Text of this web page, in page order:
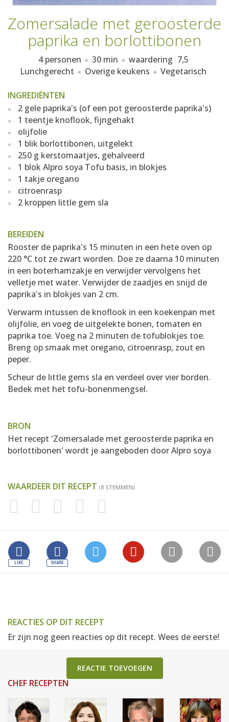
Zomersalade met geroosterde
paprika en borlottibonen
4 personen 30 min waardering 7,5
Lunchgerecht
Overige keukens Vegetarisch
INGREDIËNTEN
2 gele paprika's (of een pot geroosterde paprika's)
1 teentje knoflook, fijngehakt
olijfolie
1 blik borlottibonen, uitgelekt
250 g kerstomaatjes, gehalveerd
1 blok Alpro soya Tofu basis, in blokjes
1 takje oregano
citroenrasp
2 kroppen little gem sla
BEREIDEN
Rooster de paprika's 15 minuten in een hete oven op
220 °C tot ze zwart worden. Doe ze daarna 10 minuten
in een boterhamzakje en verwijder vervolgens het
velletje met water. Verwijder de zaadjes en snijd de
paprika's in blokjes van 2 cm.
Verwarm intussen de knoflook in een koekenpan met
olijfolie, en voeg de uitgelekte bonen, tomaten en
paprika toe. Voeg na 2 minuten de tofublokjes toe.
Breng op smaak met oregano, citroenrasp, zout en
peper.
Scheur de little gems sla en verdeel over vier borden.
Bedek met het tofu-bonenmengsel.
BRON
Het recept 'Zomersalade met geroosterde paprika en
borlottibonen' wordt je aangeboden doorAlpro soya
WAARDEER DIT RECEPT (8 STEMMEN)
REACTIES OP DIT RECEPT
Er zijn nog geen reacties op dit recept. Wees de eerste!
REACTIE TOEVOEGEN
CHEF RECEPTEN